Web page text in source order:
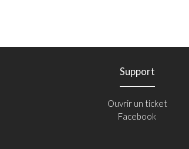
Support
Ouvrir un ticket
Facebook